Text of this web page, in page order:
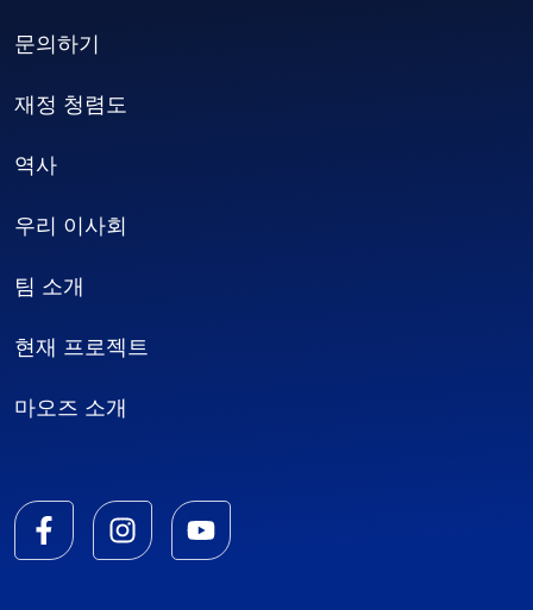
문의하기
재정 청렴도
역사
우리 이사회
팀 소개
현재 프로젝트
마오즈 소개